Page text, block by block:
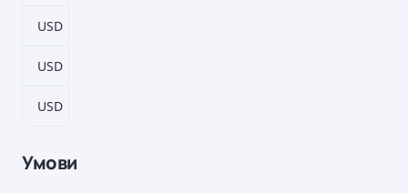
USD
USD
USD
Умови